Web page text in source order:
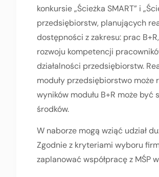
konkursie „Ścieżka SMART” i
przedsiębiorstw, planujących
dostępności z zakresu: prac
rozwoju kompetencji
działalności przedsiębiorstw.
moduły przedsiębiorstwo
wyników modułu B+R może
środków.
W naborze mogą wziąć udział
Zgodnie z kryteriami wyboru
zaplanować współpracę z MŚP